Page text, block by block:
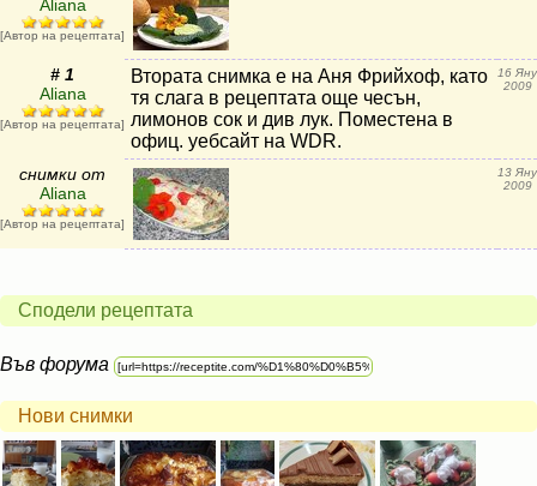
Aliana
[Автор на рецептата]
# 1
Aliana
[Автор на рецептата]
Втората снимка е на Аня Фрийхоф, като
тя слага в рецептата още чесън,
лимонов сок и див лук. Поместена в
офиц. уебсайт на WDR.
16 Яну
2009
снимки от
Aliana
[Автор на рецептата]
13 Яну
2009
Сподели рецептата
Във форума
Нови снимки